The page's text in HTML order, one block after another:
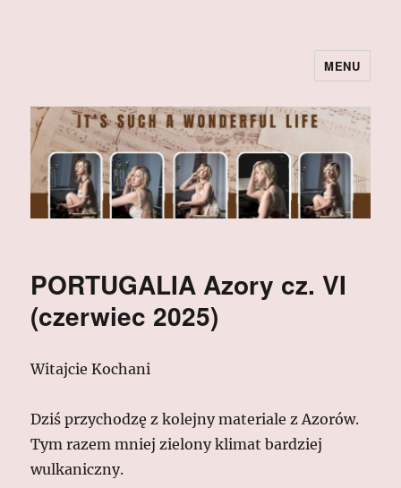
MENU
PORTUGALIA Azory cz. VI
(czerwiec 2025)
Witajcie Kochani
Dziś przychodzę z kolejny materiale z Azorów.
Tym razem mniej zielony klimat bardziej
wulkaniczny.